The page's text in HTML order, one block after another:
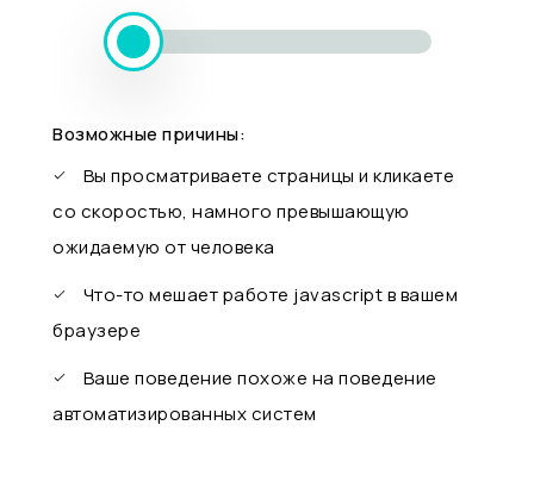
Возможные причины:
Вы просматриваете страницы и кликаете
со скоростью, намного превышающую
ожидаемую от человека
Что-то мешает работе javascript в вашем
браузере
Ваше поведение похоже на поведение
автоматизированных систем